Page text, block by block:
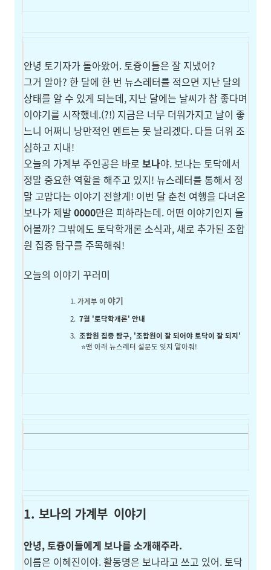
안녕 토기자가 돌아왔어. 토즁이들은 잘 지냈어?
그거 알아? 한 달에 한 번 뉴스레터를 적으면 지난 달의
상태를 알 수 있게 되는데, 지난 달에는 날씨가 참 좋다며
이야기를 시작했네.(?!) 지금은 너무 더워가지고 날이 좋
느니 어쩌니 낭만적인 멘트는 못 날리겠다. 다들 더위 조
심하고 지내!
오늘의 가계부 주인공은 바로 보나야. 보나는 토닥에서
정말 중요한 역할을 해주고 있지! 뉴스레터를 통해서 정
말 고맙다는 이야기 전할게! 이번 달 춘천 여행을 다녀온
보나가 제발0000만은 피하라는데. 어떤 이야기인지 들
어볼까? 그밖에도 토닥학개론 소식과, 새로 추가된 조합
원 집중 탐구를 주목해줘!
오늘의 이야기 꾸러미
가계부 이 야기
7월 '토닥학개론' 안내
조합원 집중 탐구, '조합원이 잘 되어야 토닥이 잘 되지'
⭐맨 아래 뉴스레터 설문도 잊지 말아줘!
1. 보나의 가계부 이야기
안녕, 토즁이들에게 보나를 소개해주라.
이름은 이혜진이야. 활동명은 보나라고 쓰고 있어. 토닥